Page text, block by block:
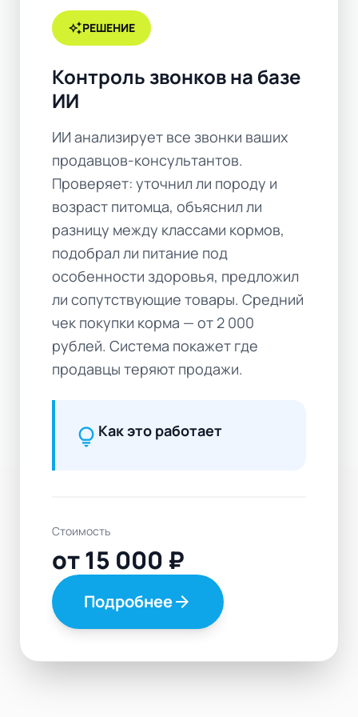
auto_awesomeРЕШЕНИЕ
Контроль звонков на базе
ИИ
ИИ анализирует все звонки ваших
продавцов-консультантов.
Проверяет: уточнил ли породу и
возраст питомца, объяснил ли
разницу между классами кормов,
подобрал ли питание под
особенности здоровья, предложил
ли сопутствующие товары. Средний
чек покупки корма — от 2 000
рублей. Система покажет где
продавцы теряют продажи.
lightbulb Как это работает
Стоимость
от 15 000 ₽
Подробнееarrow_forward